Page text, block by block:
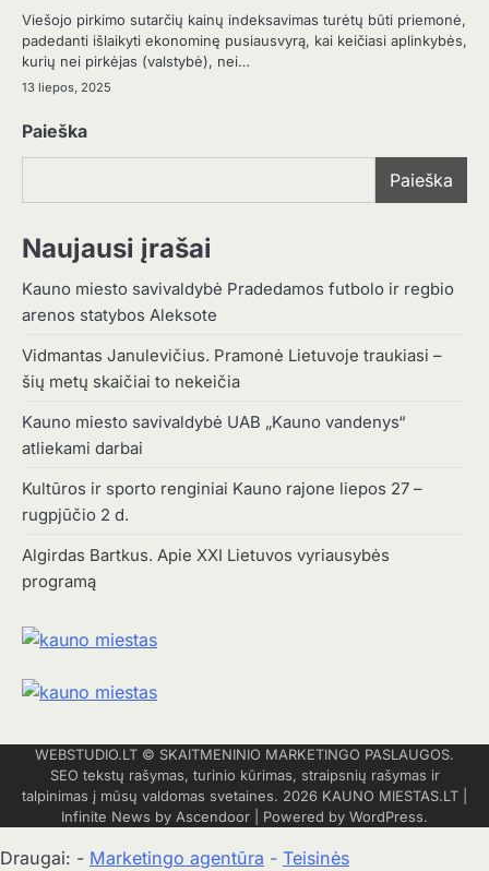
Viešojo pirkimo sutarčių kainų indeksavimas turėtų būti priemonė,
padedanti išlaikyti ekonominę pusiausvyrą, kai keičiasi aplinkybės,
kurių nei pirkėjas (valstybė), nei…
13 liepos, 2025
Paieška
Paieška
Naujausi įrašai
Kauno miesto savivaldybė Pradedamos futbolo ir regbio
arenos statybos Aleksote
Vidmantas Janulevičius. Pramonė Lietuvoje traukiasi –
šių metų skaičiai to nekeičia
Kauno miesto savivaldybė UAB „Kauno vandenys“
atliekami darbai
Kultūros ir sporto renginiai Kauno rajone liepos 27 –
rugpjūčio 2 d.
Algirdas Bartkus. Apie XXI Lietuvos vyriausybės
programą
WEBSTUDIO.LT © SKAITMENINIO MARKETINGO PASLAUGOS.
SEO tekstų rašymas, turinio kūrimas, straipsnių rašymas ir
talpinimas į mūsų valdomas svetaines. 2026 KAUNO MIESTAS.LT
Infinite News by Ascendoor | Powered by WordPress.
Draugai: - Marketingo agentūra - Teisinės